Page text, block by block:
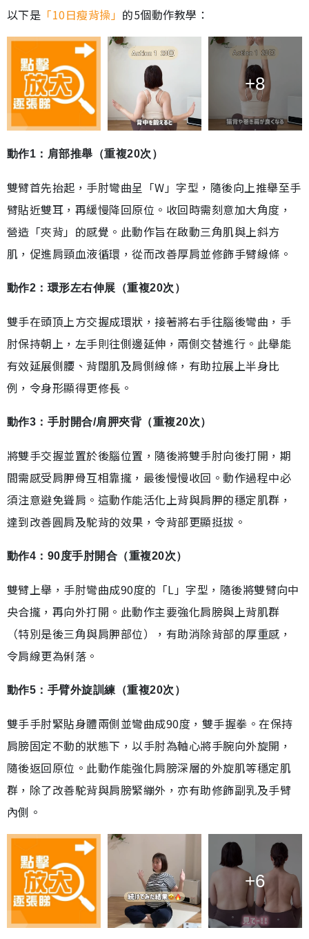
以下是 「10日瘦背操」 的5個動作教學：
+8
動作1：肩部推舉（重複20次）
雙臂首先抬起，手肘彎曲呈「W」字型，隨後向上推舉至手
臂貼近雙耳，再緩慢降回原位。收回時需刻意加大角度，
營造「夾背」的感覺。此動作旨在啟動三角肌與上斜方
肌，促進肩頸血液循環，從而改善厚肩並修飾手臂線條。
動作2：環形左右伸展（重複20次）
雙手在頭頂上方交握成環狀，接著將右手往腦後彎曲，手
肘保持朝上，左手則往側邊延伸，兩側交替進行。此舉能
有效延展側腰、背闊肌及肩側線條，有助拉展上半身比
例，令身形顯得更修長。
動作3：手肘開合/肩胛夾背（重複20次）
將雙手交握並置於後腦位置，隨後將雙手肘向後打開，期
間需感受肩胛骨互相靠攏，最後慢慢收回。動作過程中必
須注意避免聳肩。這動作能活化上背與肩胛的穩定肌群，
達到改善圓肩及駝背的效果，令背部更顯挺拔。
動作4：90度手肘開合（重複20次）
雙臂上舉，手肘彎曲成90度的「L」字型，隨後將雙臂向中
央合攏，再向外打開。此動作主要強化肩膀與上背肌群
（特別是後三角與肩胛部位），有助消除背部的厚重感，
令肩線更為俐落。
動作5：手臂外旋訓練（重複20次）
雙手手肘緊貼身體兩側並彎曲成90度，雙手握拳。在保持
肩膀固定不動的狀態下，以手肘為軸心將手腕向外旋開，
隨後返回原位。此動作能強化肩膀深層的外旋肌等穩定肌
群，除了改善駝背與肩膀緊繃外，亦有助修飾副乳及手臂
內側。
+6